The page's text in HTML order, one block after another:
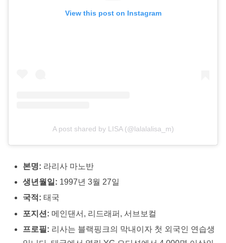
View this post on Instagram
A post shared by LISA (@lalalalisa_m)
본명: 라리사 마노반
생년월일: 1997년 3월 27일
국적: 태국
포지션: 메인댄서, 리드래퍼, 서브보컬
프로필: 리사는 블랙핑크의 막내이자 첫 외국인 연습생